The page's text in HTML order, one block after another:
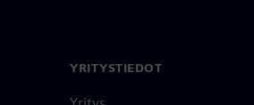
YRITYSTIEDOT